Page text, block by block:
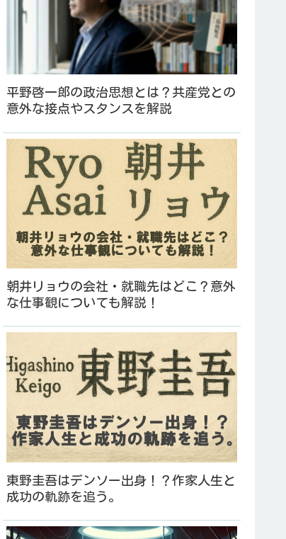
平野啓一郎の政治思想とは？共産党との
意外な接点やスタンスを解説
朝井リョウの会社・就職先はどこ？意外
な仕事観についても解説！
東野圭吾はデンソー出身！？作家人生と
成功の軌跡を追う。